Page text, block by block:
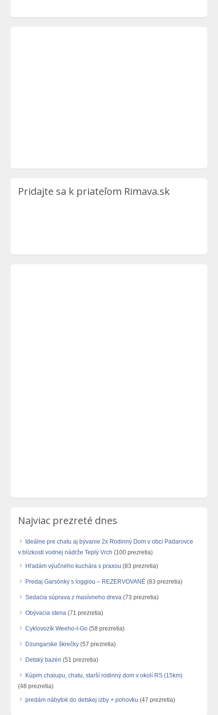
Pridajte sa k priateľom Rimava.sk
Najviac prezreté dnes
Ideálne pre chatu aj bývanie 2x Rodinný Dom v obci Padarovce
v blízkosti vodnej nádrže Teplý Vrch (100 prezretia)
Hľadám výučného kuchára s praxou (83 prezretia)
Predaj Garsónky s loggiou – REZERVOVANÉ (83 prezretia)
Sedacia súprava z masívneho dreva (73 prezretia)
Obývacia stena (71 prezretia)
Cyklovozík Weeho-I-Go (58 prezretia)
Dzungarske škrečky (57 prezretia)
Detský bazén (51 prezretia)
Kúpim chalupu, chatu, starší rodinný dom v okolí RS (15km)
(48 prezretia)
predám nábytok do detskej izby + pohovku (47 prezretia)